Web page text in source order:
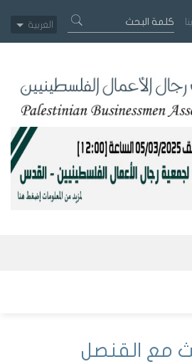
العربية
مع القنصل